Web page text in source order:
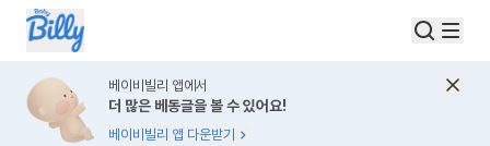
베이비빌리 앱에서
더 많은 베동글을 볼 수 있어요!
베이비빌리 앱 다운받기